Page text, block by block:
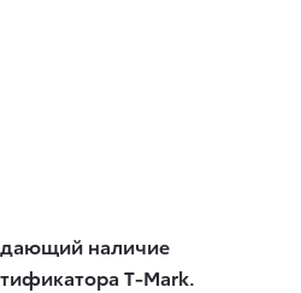
наличие
T-Mark.